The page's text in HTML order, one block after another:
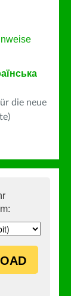
die neue